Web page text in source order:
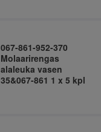
067-861-952-370
Molaarirengas
alaleuka vasen
35&067-861 1 x 5 kpl